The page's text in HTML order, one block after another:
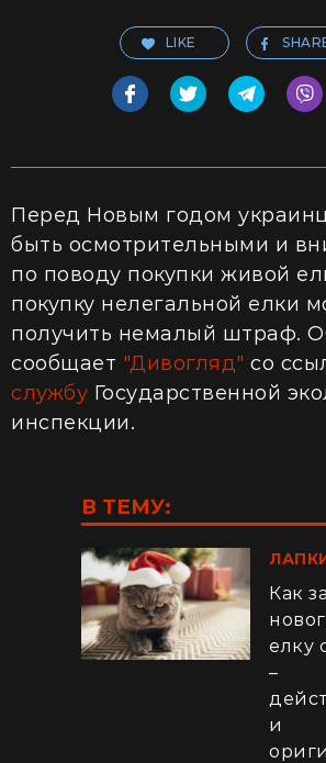
LIKE
Перед Новым годом
быть осмотрительными и
по поводу покупки живой
покупку нелегальной елки
получить немалый штраф.
сообщает "Дивогляд" со
службу Государственной
инспекции.
В ТЕМУ:
Как
елку
–
и